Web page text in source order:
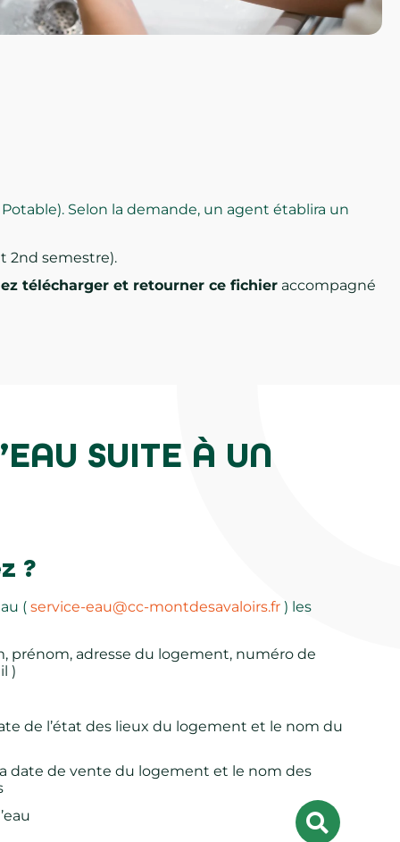
Selon la demande, un agent établira un
2nd semestre).
télécharger et retourner ce fichieraccompagné
SUITE À UN
?
( service-eau@cc-montdesavaloirs.fr ) les
prénom, adresse du logement, numéro de
)
de l’état des lieux du logement et le nom du
date de vente du logement et le nom des